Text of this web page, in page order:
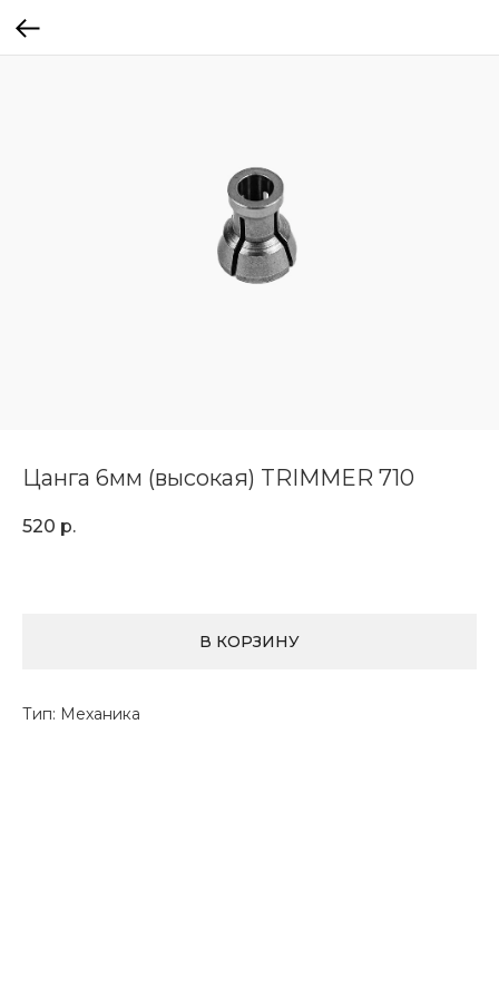
Цанга 6мм (высокая) TRIMMER 710
520 р.
В КОРЗИНУ
Тип: Механика